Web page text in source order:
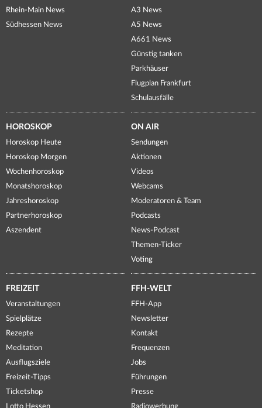
Rhein-Main News
Südhessen News
A3 News
A5 News
A661 News
Günstig tanken
Parkhäuser
Flugplan Frankfurt
Schulausfälle
HOROSKOP
Horoskop Heute
Horoskop Morgen
Wochenhoroskop
Monatshoroskop
Jahreshoroskop
Partnerhoroskop
Aszendent
ON AIR
Sendungen
Aktionen
Videos
Webcams
Moderatoren & Team
Podcasts
News-Podcast
Themen-Ticker
Voting
FREIZEIT
Veranstaltungen
Spielplätze
Rezepte
Meditation
Ausflugsziele
Freizeit-Tipps
Ticketshop
Lotto Hessen
FFH-WELT
FFH-App
Newsletter
Kontakt
Frequenzen
Jobs
Führungen
Presse
Radiowerbung